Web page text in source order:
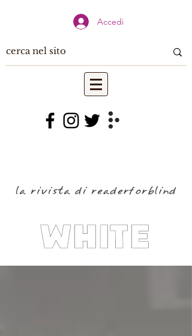
Accedi